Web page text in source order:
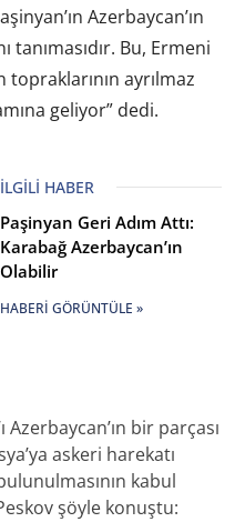
Azerbaycan’ın
tanımasıdır. Bu, Ermeni
topraklarının ayrılmaz
geliyor” dedi.
İLGILI HABER
Paşinyan Geri Adım Attı:
Karabağ Azerbaycan’ın
Olabilir
HABERI GÖRÜNTÜLE »
Azerbaycan’ın bir parçası
askeri harekatı
kabul
şöyle konuştu: